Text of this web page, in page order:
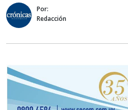
Por:
Redacción